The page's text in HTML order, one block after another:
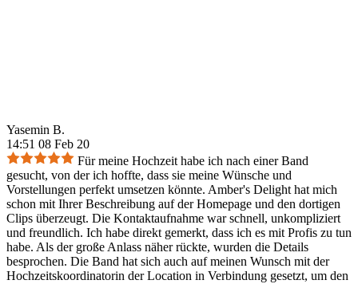
Yasemin B.
14:51 08 Feb 20
Für meine Hochzeit habe ich nach einer Band
gesucht, von der ich hoffte, dass sie meine Wünsche und
Vorstellungen perfekt umsetzen könnte. Amber's Delight hat mich
schon mit Ihrer Beschreibung auf der Homepage und den dortigen
Clips überzeugt. Die Kontaktaufnahme war schnell, unkompliziert
und freundlich. Ich habe direkt gemerkt, dass ich es mit Profis zu tun
habe. Als der große Anlass näher rückte, wurden die Details
besprochen. Die Band hat sich auch auf meinen Wunsch mit der
Hochzeitskoordinatorin der Location in Verbindung gesetzt, um den